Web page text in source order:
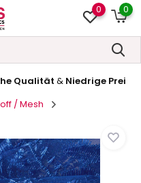
0 0
Preise
/ Mesh